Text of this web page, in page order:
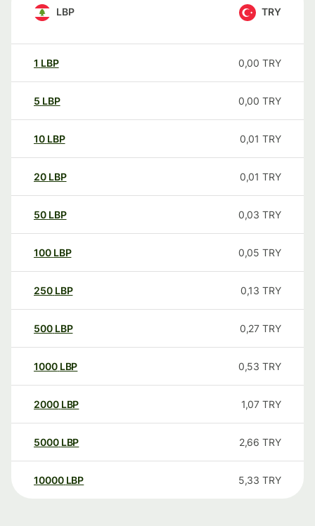
LBP TRY
1 LBP 0,00 TRY
5 LBP 0,00 TRY
10 LBP 0,01 TRY
20 LBP 0,01 TRY
50 LBP 0,03 TRY
100 LBP 0,05 TRY
250 LBP 0,13 TRY
500 LBP 0,27 TRY
1000 LBP 0,53 TRY
2000 LBP 1,07 TRY
5000 LBP 2,66 TRY
10000 LBP 5,33 TRY